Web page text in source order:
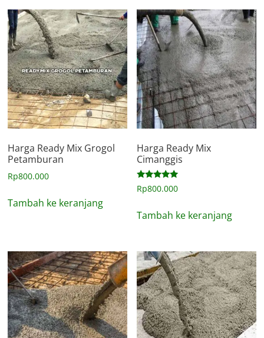
Harga Ready Mix Grogol
Petamburan
Rp800.000
Tambah ke keranjang
Harga Ready Mix
Cimanggis
Dinilai
5.00
Rp800.000
Tambah ke keranjang